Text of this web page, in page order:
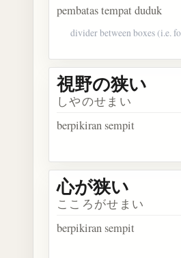
pembatas tempat duduk
divider between boxes (i.e.
視野の狭い
しやのせまい
berpikiran sempit
心が狭い
こころがせまい
berpikiran sempit